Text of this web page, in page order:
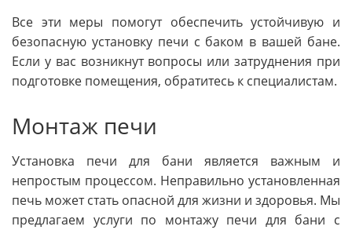
Все эти меры помогут обеспечить устойчивую и
безопасную установку печи с баком в вашей бане.
Если у вас возникнут вопросы или затруднения при
подготовке помещения, обратитесь к специалистам.
Монтаж печи
Установка печи для бани является важным и
непростым процессом. Неправильно установленная
печь может стать опасной для жизни и здоровья. Мы
предлагаем услуги по монтажу печи для бани с